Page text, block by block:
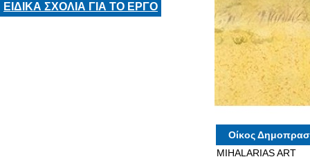
ΕΙΔΙΚΑ ΣΧΟΛΙΑ ΓΙΑ ΤΟ ΕΡΓΟ
Οίκος
MIHALARIAS ART